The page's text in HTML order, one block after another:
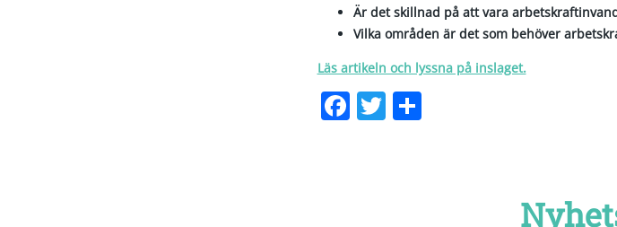
Är det skillnad på att vara
Vilka områden är det som behöver
Läs artikeln och lyssna på inslaget.
Facebook
Twitter
Dela